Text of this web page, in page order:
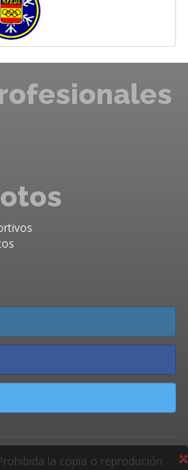
×
la copia o reprodución